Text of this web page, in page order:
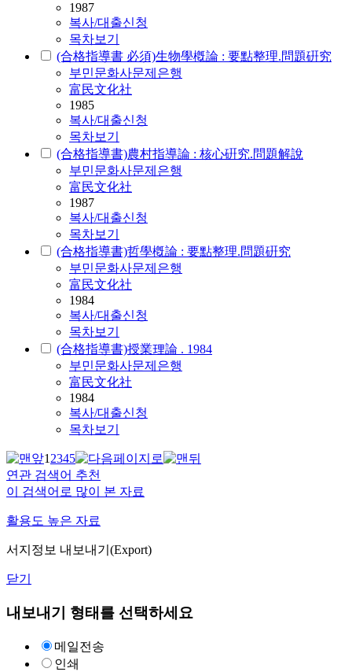
1987
복사/대출신청
목차보기
(合格指導書 必須)生物學槪論 : 要點整理.問題硏究
부민문화사문제은행
富民文化社
1985
복사/대출신청
목차보기
(合格指導書)農村指導論 : 核心硏究.問題解說
부민문화사문제은행
富民文化社
1987
복사/대출신청
목차보기
(合格指導書)哲學槪論 : 要點整理.問題硏究
부민문화사문제은행
富民文化社
1984
복사/대출신청
목차보기
(合格指導書)授業理論 . 1984
부민문화사문제은행
富民文化社
1984
복사/대출신청
목차보기
12345
연관 검색어 추천
이 검색어로 많이 본 자료
활용도 높은 자료
서지정보 내보내기(Export)
닫기
내보내기 형태를 선택하세요
메일전송
인쇄